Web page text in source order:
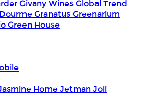
Givany WinesGlobal Trend
GranatusGreenarium
Green House
HomeJetmanJoli